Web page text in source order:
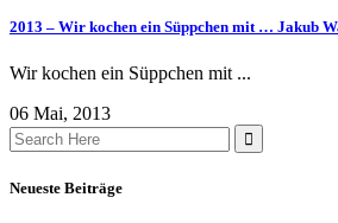
2013 – Wir kochen ein Süppchen mit … Jakub
Wir kochen ein Süppchen mit ...
06 Mai, 2013
Search
for:
Neueste Beiträge